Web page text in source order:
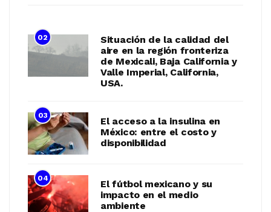
02
Situación de la calidad del
aire en la región fronteriza
de Mexicali, Baja California y
Valle Imperial, California,
USA.
03
El acceso a la insulina en
México: entre el costo y
disponibilidad
04
El fútbol mexicano y su
impacto en el medio
ambiente